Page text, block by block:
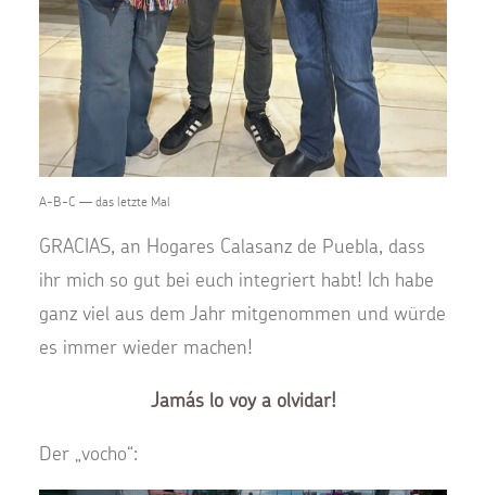
A-B-C — das letzte Mal
GRACIAS, an Hogares Calasanz de Puebla, dass
ihr mich so gut bei euch integriert habt! Ich habe
ganz viel aus dem Jahr mitgenommen und würde
es immer wieder machen!
Jamás lo voy a olvidar!
Der „vocho“: